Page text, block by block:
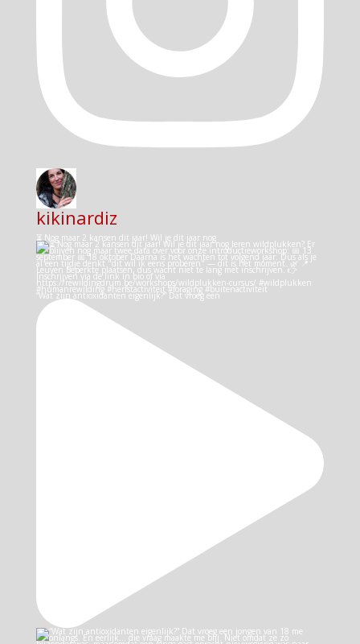
kikinardiz
⏳ Nog maar 2 kansen dit jaar! Wil je dit jaar nog
“Wat zijn antioxidanten eigenlijk?” Dat vroeg een